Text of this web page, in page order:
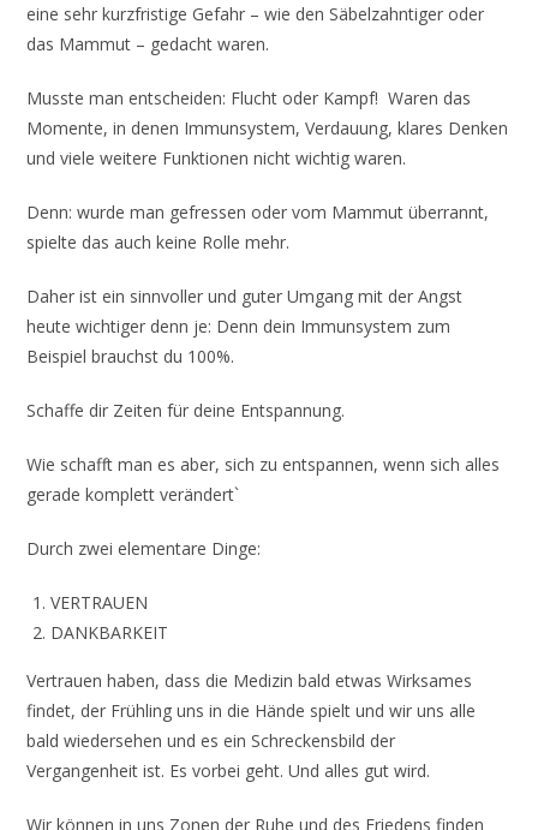
eine sehr kurzfristige Gefahr – wie den Säbelzahntiger oder
das Mammut – gedacht waren.
Musste man entscheiden: Flucht oder Kampf! Waren das
Momente, in denen Immunsystem, Verdauung, klares Denken
und viele weitere Funktionen nicht wichtig waren.
Denn: wurde man gefressen oder vom Mammut überrannt,
spielte das auch keine Rolle mehr.
Daher ist ein sinnvoller und guter Umgang mit der Angst
heute wichtiger denn je: Denn dein Immunsystem zum
Beispiel brauchst du 100%.
Schaffe dir Zeiten für deine Entspannung.
Wie schafft man es aber, sich zu entspannen, wenn sich alles
gerade komplett verändert`
Durch zwei elementare Dinge:
VERTRAUEN
DANKBARKEIT
Vertrauen haben, dass die Medizin bald etwas Wirksames
findet, der Frühling uns in die Hände spielt und wir uns alle
bald wiedersehen und es ein Schreckensbild der
Vergangenheit ist. Es vorbei geht. Und alles gut wird.
Wir können in uns Zonen der Ruhe und des Friedens finden